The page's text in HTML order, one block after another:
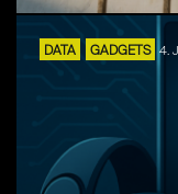
DATA GADGETS 4.